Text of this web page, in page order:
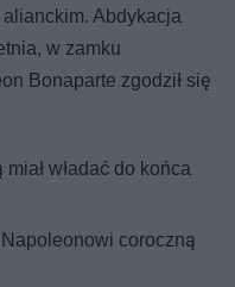
alianckim. Abdykacja
w zamku
Bonaparte zgodził się
władać do końca
coroczną